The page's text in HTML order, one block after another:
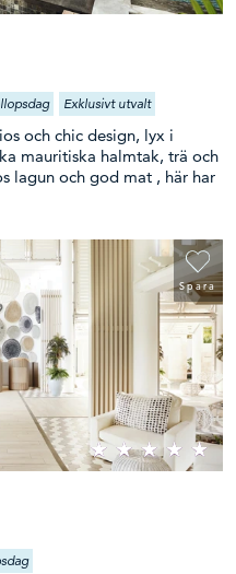
Exklusivt utvalt
och chic design, lyx i
mauritiska halmtak, trä och
lagun och god mat , här har
Spara